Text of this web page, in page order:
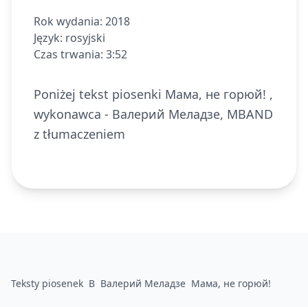
Rok wydania: 2018
Język: rosyjski
Czas trwania: 3:52
Poniżej tekst piosenki Мама, не горюй! ,
wykonawca - Валерий Меладзе, MBAND
z tłumaczeniem
Teksty piosenek В Валерий Меладзе Мама, не горюй!